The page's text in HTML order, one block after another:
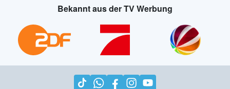
Bekannt aus der TV Werbung